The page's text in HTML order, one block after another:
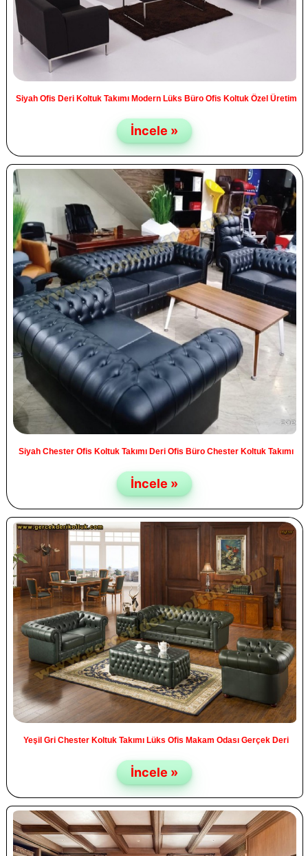
Siyah Ofis Deri Koltuk Takımı Modern Lüks Büro Ofis Koltuk Özel Üretim
İncele »
Siyah Chester Ofis Koltuk Takımı Deri Ofis Büro Chester Koltuk Takımı
İncele »
Yeşil Gri Chester Koltuk Takımı Lüks Ofis Makam Odası Gerçek Deri
İncele »